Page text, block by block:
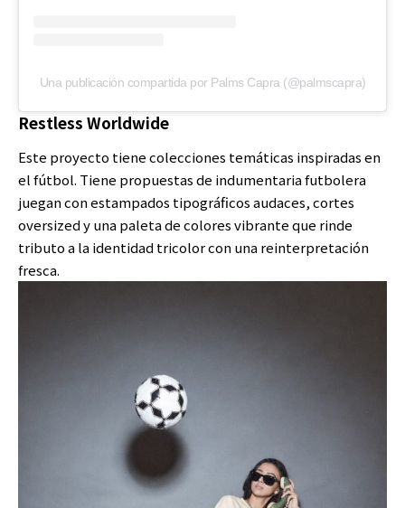
Una publicación compartida por Palms Capra (@palmscapra)
Restless Worldwide
Este proyecto tiene colecciones temáticas inspiradas en
el fútbol. Tiene propuestas de indumentaria futbolera
juegan con estampados tipográficos audaces, cortes
oversized y una paleta de colores vibrante que rinde
tributo a la identidad tricolor con una reinterpretación
fresca.